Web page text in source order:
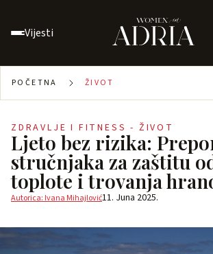
Vijesti
POČETNA ŽIVOT
ZDRAVLJE I FITNESS - ŽIVOT
Ljeto bez rizika:
stručnjaka za zaštitu
toplote i trovanja
Autorica: Ivana Mihajlović11. Juna 2025.